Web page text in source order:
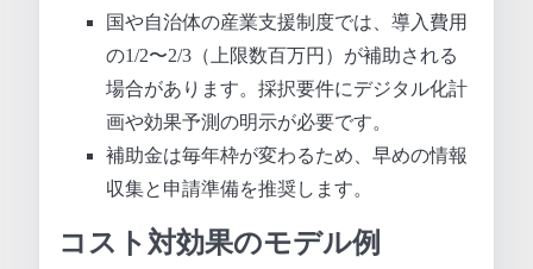
国や自治体の産業支援制度では、導入費用
の1/2〜2/3（上限数百万円）が補助される
場合があります。採択要件にデジタル化計
画や効果予測の明示が必要です。
補助金は毎年枠が変わるため、早めの情報
収集と申請準備を推奨します。
コスト対効果のモデル例